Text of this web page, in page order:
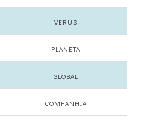
VERUS
PLANETA
GLOBAL
COMPANHIA